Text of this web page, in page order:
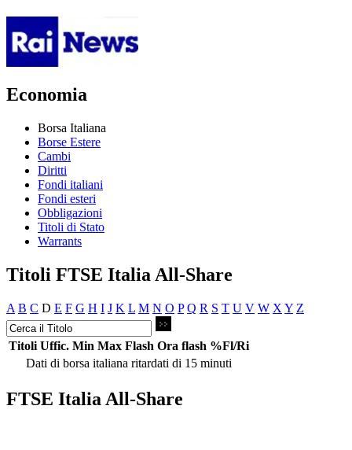
Economia
Borsa Italiana
Borse Estere
Cambi
Diritti
Fondi italiani
Fondi esteri
Obbligazioni
Titoli di Stato
Warrants
Titoli FTSE Italia All-Share
A B C D E F G H I J K L M N O P Q R S T U V W X Y Z
Titoli Uffic. Min Max Flash Ora flash %Fl/Ri
Dati di borsa italiana ritardati di 15 minuti
FTSE Italia All-Share